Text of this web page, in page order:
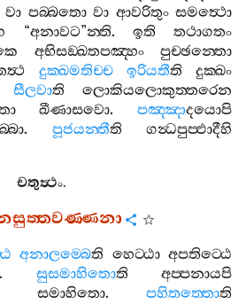
වා පබ‍්බතො වා ආවරිතුං සමත්‍ථො
“අනාවට”න‍්ති. ඉති
තථාගතං
අභිසඞ‍්ඛතපඤ‍්හං
පුච‍්ඡන‍්තො
දුක‍්ඛමතිච‍්ච ඉරියතීති
දුක‍්ඛං
සීලවාති
ලොකියලොකුත‍්තරෙන
ඛීණාසවො.පඤ‍්ඤාදයොපි
. පූජයන‍්තීති
ගන්‍ධපුප‍්ඵාදීහි
චතුත්‍ථං.
අනාලම‍්බෙති හෙට‍්ඨා අපතිට‍්ඨෙ
. සුසමාහිතොති
අප‍්පනායපි
සමාහිතො.පහිතත‍්තොති